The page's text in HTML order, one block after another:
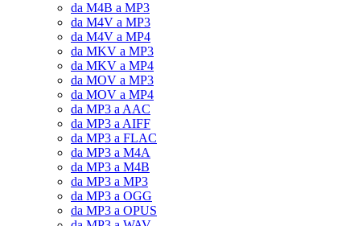
da M4B a MP3
da M4V a MP3
da M4V a MP4
da MKV a MP3
da MKV a MP4
da MOV a MP3
da MOV a MP4
da MP3 a AAC
da MP3 a AIFF
da MP3 a FLAC
da MP3 a M4A
da MP3 a M4B
da MP3 a MP3
da MP3 a OGG
da MP3 a OPUS